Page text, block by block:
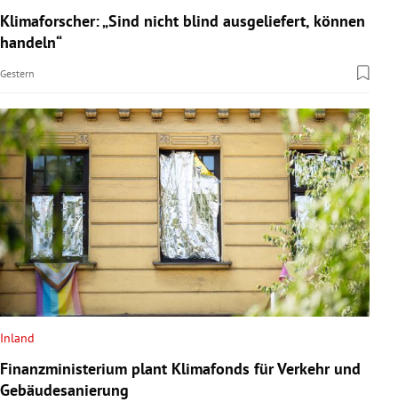
Untermenü
Klimaforscher: „Sind nicht blind ausgeliefert, können
handeln“
Gestern
Inland
Finanzministerium plant Klimafonds für Verkehr und
Gebäudesanierung